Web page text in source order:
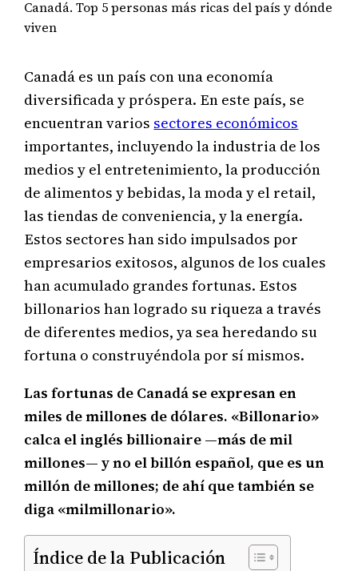
Canadá. Top 5 personas más ricas del país y dónde
viven
Canadá es un país con una economía
diversificada y próspera. En este país, se
encuentran varios sectores económicos
importantes, incluyendo la industria de los
medios y el entretenimiento, la producción
de alimentos y bebidas, la moda y el retail,
las tiendas de conveniencia, y la energía.
Estos sectores han sido impulsados por
empresarios exitosos, algunos de los cuales
han acumulado grandes fortunas. Estos
billonarios han logrado su riqueza a través
de diferentes medios, ya sea heredando su
fortuna o construyéndola por sí mismos.
Las fortunas de Canadá se expresan en
miles de millones de dólares. «Billonario»
calca el inglés billionaire —más de mil
millones— y no el billón español, que es un
millón de millones; de ahí que también se
diga «milmillonario».
Índice de la Publicación